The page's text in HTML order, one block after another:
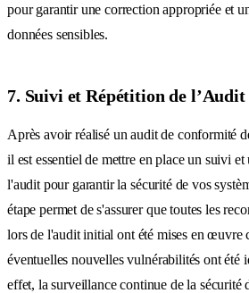
pour garantir une correction appropriée et
données sensibles.
7. Suivi et Répétition de l’Audit
Après avoir réalisé un audit de conformité
il est essentiel de mettre en place un suivi
l'audit pour garantir la sécurité de vos
étape permet de s'assurer que toutes les
lors de l'audit initial ont été mises en œuvre
éventuelles nouvelles vulnérabilités ont été
effet, la surveillance continue de la sécurité